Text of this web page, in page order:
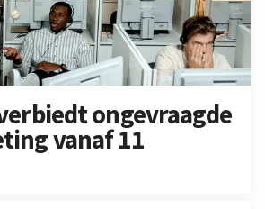
ongevraagde
vanaf 11